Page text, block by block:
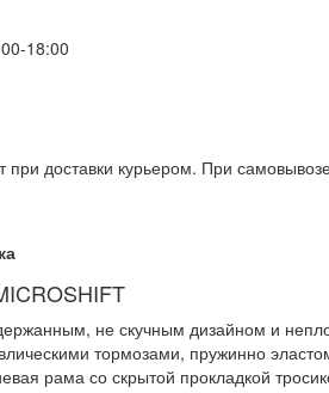
18:00
при доставки курьером. При
не скучным дизайном и
тормозами, пружинно
рама со скрытой прокладкой